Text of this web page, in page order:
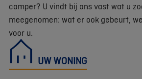
camper? U vindt bij ons vast wat u
meegenomen: wat er ook gebeurt,
voor u.
UW WONING